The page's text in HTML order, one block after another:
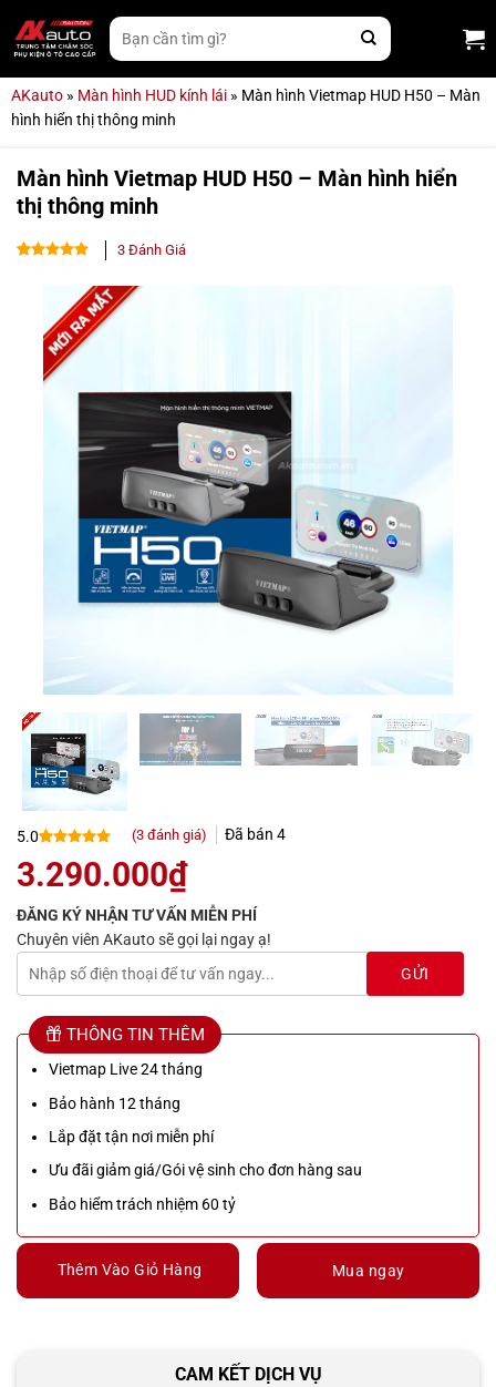
qua
nội
Tìm
kiếm:
AKauto » Màn hình HUD kính lái » Màn hình Vietmap HUD H50 – Màn
hình hiển thị thông minh
Màn hình Vietmap HUD H50 – Màn hình hiển
thị thông minh
đánh giá
3Đánh Giá
5.0
5.0trên 5
dựa trên
3
(3đánh giá) Đã bán 4
3.290.000₫
ĐĂNG KÝ NHẬN TƯ VẤN MIỄN PHÍ
Chuyên viên AKauto sẽ gọi lại ngay ạ!
THÔNG TIN THÊM
Vietmap Live 24 tháng
Bảo hành 12 tháng
Lắp đặt tận nơi miễn phí
Ưu đãi giảm giá/Gói vệ sinh cho đơn hàng sau
Bảo hiểm trách nhiệm 60 tỷ
Thêm Vào Giỏ Hàng Mua ngay
CAM KẾT DỊCH VỤ